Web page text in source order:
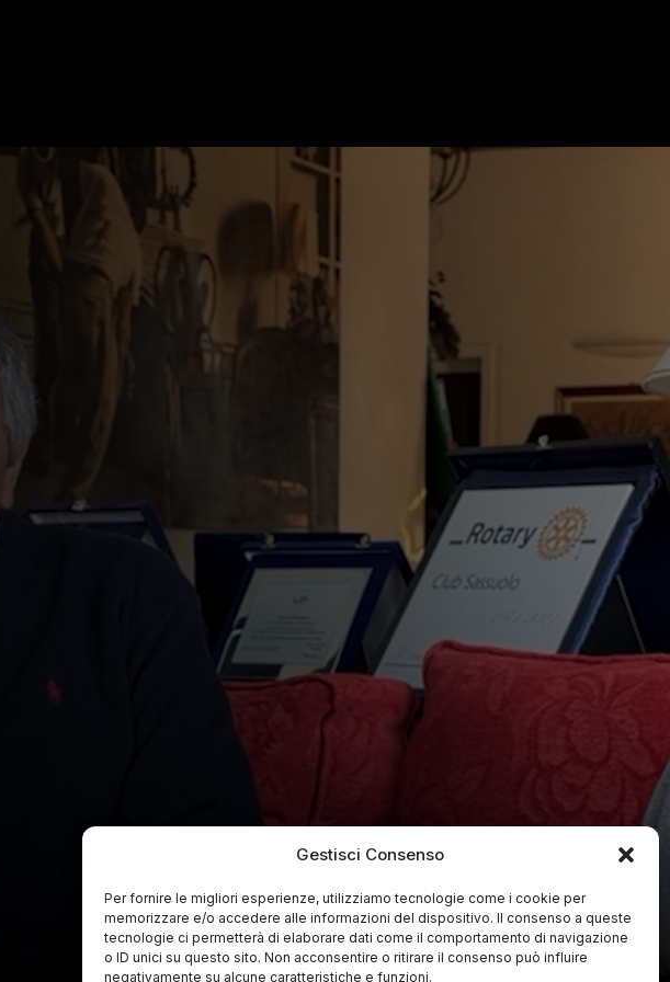
Gestisci Consenso
Per fornire le migliori esperienze, utilizziamo tecnologie come i cookie per
memorizzare e/o accedere alle informazioni del dispositivo. Il consenso a queste
tecnologie ci permetterà di elaborare dati come il comportamento di navigazione
o ID unici su questo sito. Non acconsentire o ritirare il consenso può influire
negativamente su alcune caratteristiche e funzioni.